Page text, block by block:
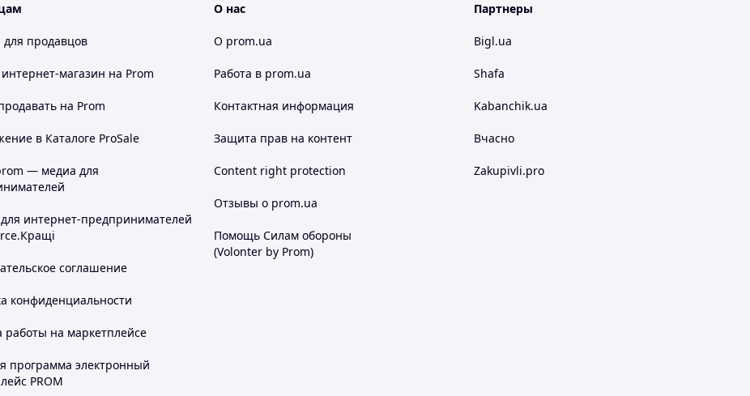
для продавцов
магазин на Prom
на Prom
в Каталоге ProSale
— медиа для
интернет-предпринимателей
соглашение
конфиденциальности
работы на маркетплейсе
программа электронный
PROM
О нас
О prom.ua
Работа в prom.ua
Контактная информация
Защита прав на контент
Content right protection
Отзывы о prom.ua
Помощь Силам обороны
(Volonter by Prom)
Партнеры
Bigl.ua
Shafa
Kabanchik.ua
Вчасно
Zakupivli.pro